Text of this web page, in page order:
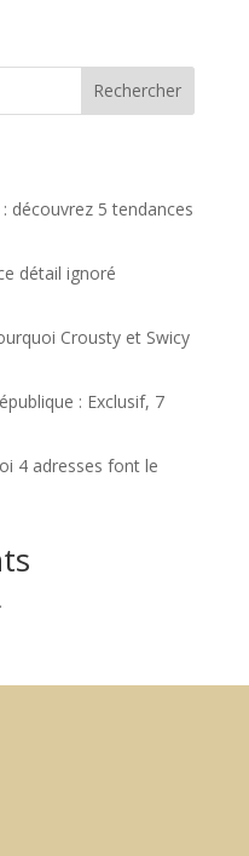
Rechercher
découvrez 5 tendances
détail ignoré
Crousty et Swicy
: Exclusif, 7
4 adresses font le